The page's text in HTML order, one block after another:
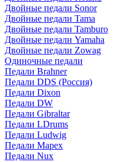
Двойные педали Sonor
Двойные педали Tama
Двойные педали Tamburo
Двойные педали Yamaha
Двойные педали Zowag
Одиночные педали
Педали Brahner
Педали DDS (Россия)
Педали Dixon
Педали DW
Педали Gibraltar
Педали LDrums
Педали Ludwig
Педали Mapex
Педали Nux